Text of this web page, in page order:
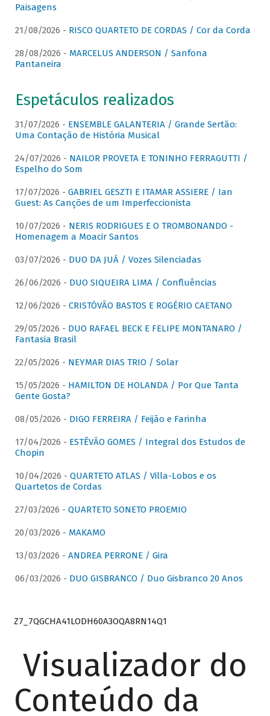
Paisagens
21/08/2026 - RISCO QUARTETO DE CORDAS / Cor da Corda
28/08/2026 - MARCELUS ANDERSON / Sanfona
Pantaneira
Espetáculos realizados
31/07/2026 - ENSEMBLE GALANTERIA / Grande Sertão:
Uma Contação de História Musical
24/07/2026 - NAILOR PROVETA E TONINHO FERRAGUTTI /
Espelho do Som
17/07/2026 - GABRIEL GESZTI E ITAMAR ASSIERE / Ian
Guest: As Canções de um Imperfeccionista
10/07/2026 - NERIS RODRIGUES E O TROMBONANDO -
Homenagem a Moacir Santos
03/07/2026 - DUO DA JUÁ / Vozes Silenciadas
26/06/2026 - DUO SIQUEIRA LIMA / Confluências
12/06/2026 - CRISTÓVÃO BASTOS E ROGÉRIO CAETANO
29/05/2026 - DUO RAFAEL BECK E FELIPE MONTANARO /
Fantasia Brasil
22/05/2026 - NEYMAR DIAS TRIO / Solar
15/05/2026 - HAMILTON DE HOLANDA / Por Que Tanta
Gente Gosta?
08/05/2026 - DIGO FERREIRA / Feijão e Farinha
17/04/2026 - ESTÊVÃO GOMES / Integral dos Estudos de
Chopin
10/04/2026 - QUARTETO ATLAS / Villa-Lobos e os
Quartetos de Cordas
27/03/2026 - QUARTETO SONETO PROEMIO
20/03/2026 - MAKAMO
13/03/2026 - ANDREA PERRONE / Gira
06/03/2026 - DUO GISBRANCO / Duo Gisbranco 20 Anos
Z7_7QGCHA41LODH60A3OQA8RN14Q1
Visualizador do
Conteúdo da